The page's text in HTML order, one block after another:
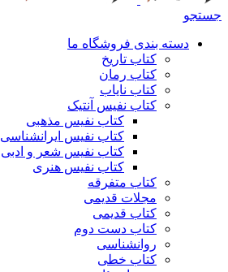
جستجو
دسته بندی فروشگاه ما
کتاب تاریخ
کتاب رمان
کتاب نایاب
کتاب نفیس آنتیک
کتاب نفیس مذهبی
کتاب نفیس ایرانشناسی
کتاب نفیس شعر و ادبی
کتاب نفیس هنری
کتاب متفرقه
مجلات قدیمی
کتاب قدیمی
کتاب دست دوم
روانشناسی
کتاب خطی